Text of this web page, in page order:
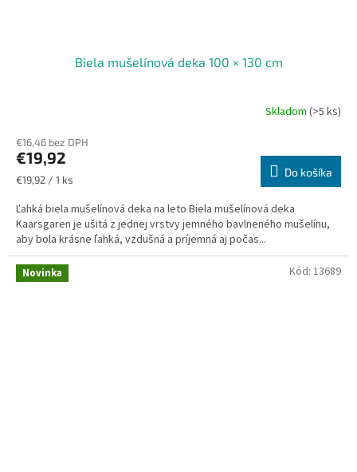
Biela mušelínová deka 100 × 130 cm
Skladom (>5 ks)
€16,46 bez DPH
€19,92
Jednotková
€19,92 / 1 ks
Do košíka
Ľahká biela mušelínová deka na leto Biela mušelínová deka
Kaarsgaren je ušitá z jednej vrstvy jemného bavlneného mušelínu,
aby bola krásne ľahká, vzdušná a príjemná aj počas...
Novinka Kód: 13689